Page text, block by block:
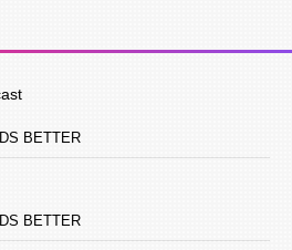
BETTER
BETTER